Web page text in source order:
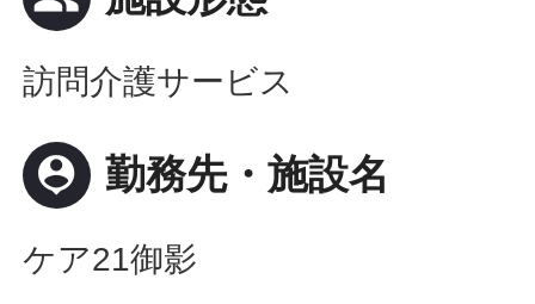
訪問介護サービス
person_pin 勤務先・施設名
ケア21御影